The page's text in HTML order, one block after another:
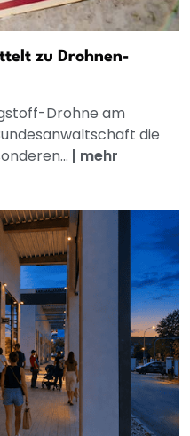
zu Drohnen-
Drohne am
die
| mehr